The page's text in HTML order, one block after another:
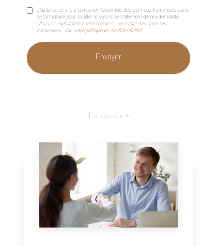
J'autorise ce site à conserver l'ensemble des données transmises dans
ce formulaire pour faciliter le suivi et le traitement de ma demande.
(Aucune exploitation commerciale ne sera faite des données
conservées. Voir notre politique de confidentialité)
En savoir +